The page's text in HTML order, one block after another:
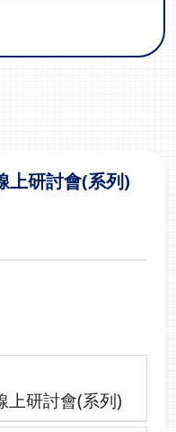
上研討會(系列)
上研討會(系列)